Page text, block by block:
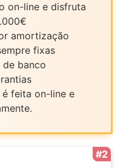
on-line e disfruta
amortização
fixas
de banco
feita on-line e
#2